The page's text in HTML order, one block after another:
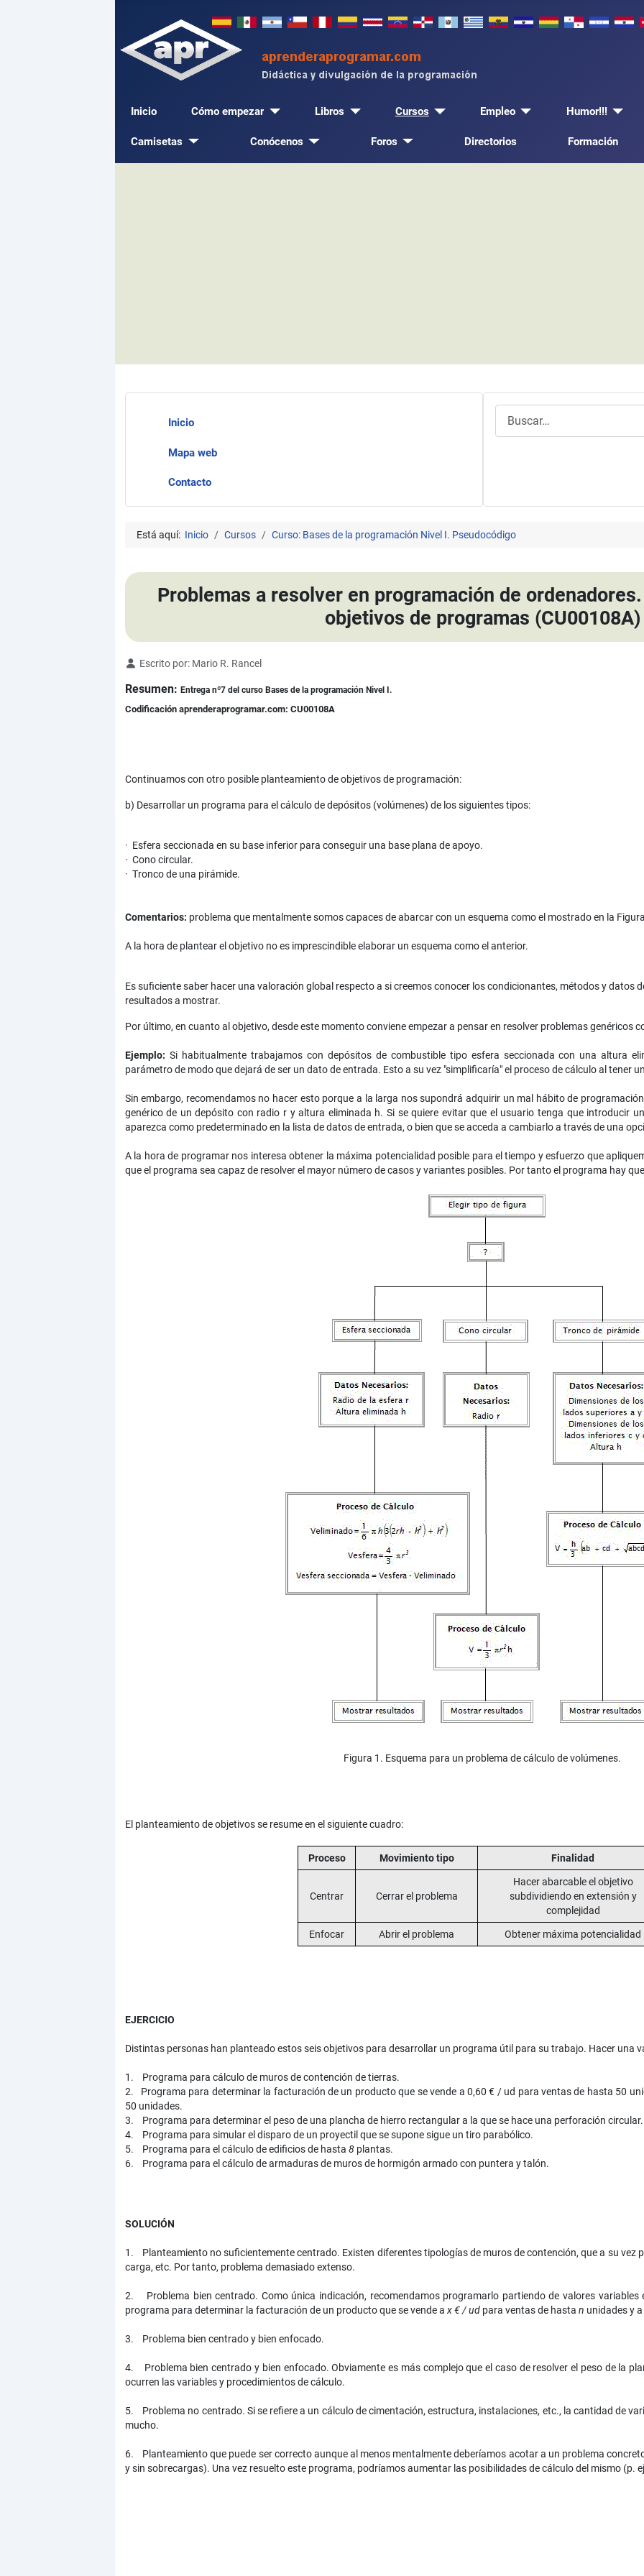
Inicio Cómo empezar Libros Cursos Empleo Humor!!!
Camisetas Conócenos Foros Directorios Formación
Inicio
Mapa web
Contacto
Está aquí: Inicio Cursos Curso: Bases de la programación Nivel I. Pseudocódigo
Problemas a resolver en programación de
objetivos de programas (CU00108A)
Detalles
Escrito por: Mario R. Rancel
Resumen: Entrega nº7 del curso Bases de la programación Nivel I.
Codificación aprenderaprogramar.com: CU00108A
Continuamos con otro posible planteamiento de objetivos de programación:
b) Desarrollar un programa para el cálculo de depósitos (volúmenes) de los siguientes tipos:
· Esfera seccionada en su base inferior para conseguir una base plana de apoyo.
· Cono circular.
· Tronco de una pirámide.
Comentarios: problema que mentalmente somos capaces de abarcar con un esquema como el mostrado en la
A la hora de plantear el objetivo no es imprescindible elaborar un esquema como el anterior.
Es suficiente saber hacer una valoración global respecto a si creemos conocer los condicionantes, métodos y datos
resultados a mostrar.
Por último, en cuanto al objetivo, desde este momento conviene empezar a pensar en resolver problemas genéricos
Ejemplo: Si habitualmente trabajamos con depósitos de combustible tipo esfera seccionada con una altura
parámetro de modo que dejará de ser un dato de entrada. Esto a su vez "simplificaría" el proceso de cálculo al tener
Sin embargo, recomendamos no hacer esto porque a la larga nos supondrá adquirir un mal hábito de
genérico de un depósito con radio r y altura eliminada h. Si se quiere evitar que el usuario tenga que introducir
aparezca como predeterminado en la lista de datos de entrada, o bien que se acceda a cambiarlo a través de una
A la hora de programar nos interesa obtener la máxima potencialidad posible para el tiempo y esfuerzo que
que el programa sea capaz de resolver el mayor número de casos y variantes posibles. Por tanto el programa hay
Figura 1. Esquema para un problema de cálculo de volúmenes.
El planteamiento de objetivos se resume en el siguiente cuadro:
Proceso Movimiento tipo Finalidad
Centrar Cerrar el problema
Hacer abarcable el objetivo
subdividiendo en extensión y
complejidad
Enfocar Abrir el problema Obtener máxima potencialidad
EJERCICIO
Distintas personas han planteado estos seis objetivos para desarrollar un programa útil para su trabajo. Hacer una
1. Programa para cálculo de muros de contención de tierras.
2. Programa para determinar la facturación de un producto que se vende a 0,60 € / ud para ventas de hasta 50
50 unidades.
3. Programa para determinar el peso de una plancha de hierro rectangular a la que se hace una perforación circular.
4. Programa para simular el disparo de un proyectil que se supone sigue un tiro parabólico.
5. Programa para el cálculo de edificios de hasta 8 plantas.
6. Programa para el cálculo de armaduras de muros de hormigón armado con puntera y talón.
SOLUCIÓN
1. Planteamiento no suficientemente centrado. Existen diferentes tipologías de muros de contención, que a su vez
carga, etc. Por tanto, problema demasiado extenso.
2. Problema bien centrado. Como única indicación, recomendamos programarlo partiendo de valores variables
programa para determinar la facturación de un producto que se vende a x € / udpara ventas de hasta n unidades y a
3. Problema bien centrado y bien enfocado.
4. Problema bien centrado y bien enfocado. Obviamente es más complejo que el caso de resolver el peso de la
ocurren las variables y procedimientos de cálculo.
5. Problema no centrado. Si se refiere a un cálculo de cimentación, estructura, instalaciones, etc., la cantidad de
mucho.
6. Planteamiento que puede ser correcto aunque al menos mentalmente deberíamos acotar a un problema
y sin sobrecargas). Una vez resuelto este programa, podríamos aumentar las posibilidades de cálculo del mismo (p.